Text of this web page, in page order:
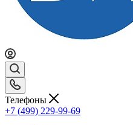
Телефоны
+7 (499) 229-99-69